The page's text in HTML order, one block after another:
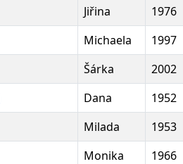
Jiřina 1976
Michaela 1997
Šárka 2002
Dana 1952
Milada 1953
Monika 1966